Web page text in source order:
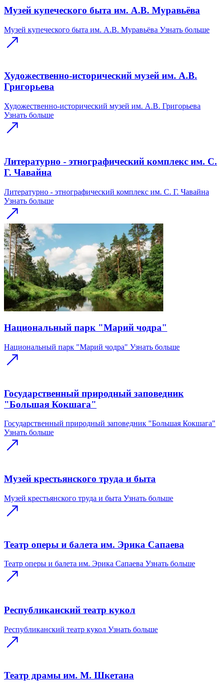
Музей купеческого быта им. А.В. Муравьёва
Музей купеческого быта им. А.В. Муравьёва Узнать больше
Художественно-исторический музей им. А.В.
Григорьева
Художественно-исторический музей им. А.В. Григорьева
Узнать больше
Литературно - этнографический комплекс им. С.
Г. Чавайна
Литературно - этнографический комплекс им. С. Г. Чавайна
Узнать больше
Национальный парк "Марий чодра"
Национальный парк "Марий чодра" Узнать больше
Государственный природный заповедник
"Большая Кокшага"
Государственный природный заповедник "Большая Кокшага"
Узнать больше
Музей крестьянского труда и быта
Музей крестьянского труда и быта Узнать больше
Театр оперы и балета им. Эрика Сапаева
Театр оперы и балета им. Эрика Сапаева Узнать больше
Республиканский театр кукол
Республиканский театр кукол Узнать больше
Театр драмы им. М. Шкетана